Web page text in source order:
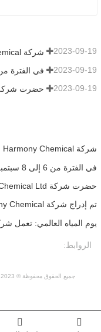
2023-09-19
2023-09-19
2023-09-19
الروابط:
جميع الحقوق محفوظة © 2023